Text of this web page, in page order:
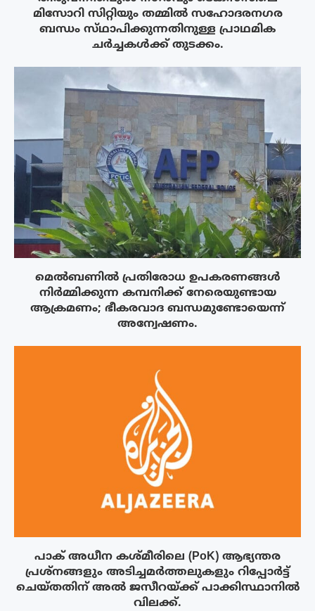
മിസോറി സിറ്റിയും തമ്മിൽ സഹോദരനഗര
ബന്ധം സ്‌ഥാപിക്കുന്നതിനുള്ള പ്രാഥമിക
ചർച്ചകൾക്ക് തുടക്കം.
മെൽബണിൽ പ്രതിരോധ ഉപകരണങ്ങൾ
നിർമ്മിക്കുന്ന കമ്പനിക്ക് നേരെയുണ്ടായ
ആക്രമണം; ഭീകരവാദ ബന്ധമുണ്ടോയെന്ന്
അന്വേഷണം.
പാക് അധീന കശ്മീരിലെ (PoK) ആഭ്യന്തര
പ്രശ്നങ്ങളും അടിച്ചമർത്തലുകളും റിപ്പോർട്ട്
ചെയ്തതിന് അൽ ജസീറയ്‌ക്ക് പാക്കിസ്ഥാനിൽ
വിലക്ക്.